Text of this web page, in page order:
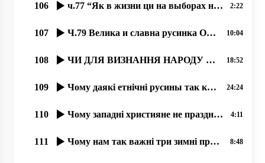
106 ч.77 “Як в жизни ци на выборах не поддержати бы чужого؟“, 31.08.2020, проф. Димитрий Сидор 2:22
107 Ч.79 Велика и славна русинка Ольга Прокоп. 11.09.2020 10:04
108 ЧИ ДЛЯ ВИЗНАННЯ НАРОДУ ПОТРІБНА КОДИФІКАЦІЯ І ВЗАГАЛІ ПИСЕМНІСТЬ НА ТУЙ БЕСІДІ؟ 18:52
109 Чому даякі етнічні русины так коварно доказують, што їх не є؟ 24:24
110 Чому западні християне не празднують Торжество Православия؟ 4:11
111 Чому нам так важні три зимні праздникы؟ 8:48